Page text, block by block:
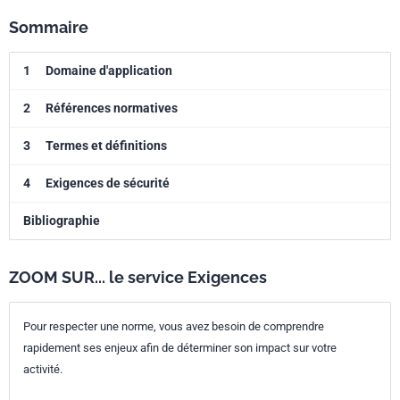
Sommaire
1 Domaine d'application
2 Références normatives
3 Termes et définitions
4 Exigences de sécurité
Bibliographie
ZOOM SUR... le service Exigences
Pour respecter une norme, vous avez besoin de comprendre
rapidement ses enjeux afin de déterminer son impact sur votre
activité.